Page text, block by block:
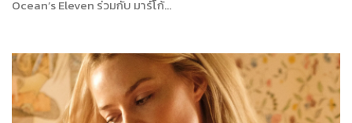
Ocean’s Eleven ร่วมกับ มาร์โก้…